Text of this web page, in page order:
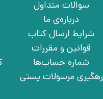
سوالات متداول
درباره‌ی ما
شرایط ارسال کتاب
قوانین و مقررات
شماره حساب‌ها
رهگیری مرسولات پستی